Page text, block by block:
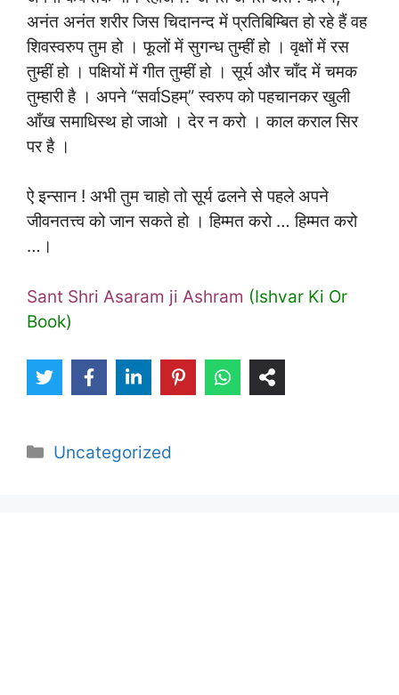
अनंत अनंत शरीर जिस चिदानन्द में प्रतिबिम्बित हो रहे हैं वह
शिवस्वरुप तुम हो । फूलों में सुगन्ध तुम्हीं हो । वृक्षों में रस
तुम्हीं हो । पक्षियों में गीत तुम्हीं हो । सूर्य और चाँद में चमक
तुम्हारी है । अपने “सर्वाSहम्” स्वरुप को पहचानकर खुली
आँख समाधिस्थ हो जाओ । देर न करो । काल कराल सिर
पर है ।
ऐ इन्सान ! अभी तुम चाहो तो सूर्य ढलने से पहले अपने
जीवनतत्त्व को जान सकते हो । हिम्मत करो … हिम्मत करो
…।
Sant Shri Asaram ji Ashram (Ishvar Ki Or
Book)
Categories
Uncategorized